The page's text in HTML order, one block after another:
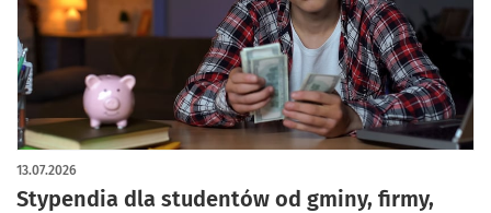
Stypendia dla studentów od gminy, firmy,
13.07.2026